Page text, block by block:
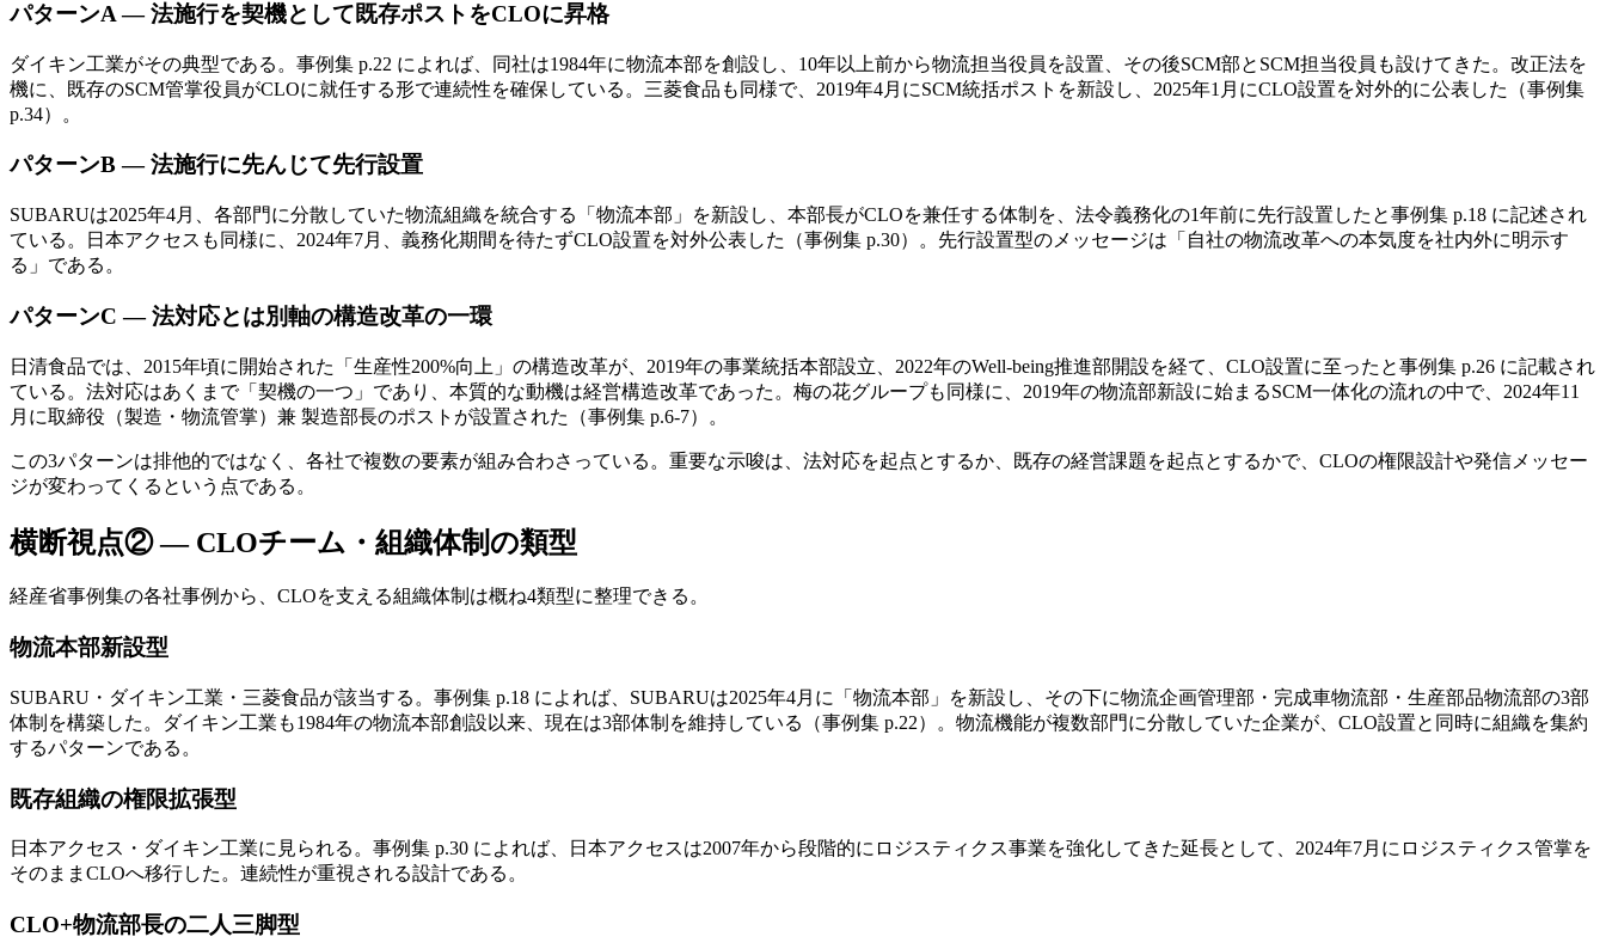
パターンA — 法施行を契機として既存ポストをCLOに昇格
ダイキン工業がその典型である。事例集 p.22 によれば、同社は1984年に物流本部を創設し、10年以上前から物流担当役員を設置、その後SCM部とSCM担当役員も設けてきた。改正法を
機に、既存のSCM管掌役員がCLOに就任する形で連続性を確保している。三菱食品も同様で、2019年4月にSCM統括ポストを新設し、2025年1月にCLO設置を対外的に公表した（事例集
p.34）。
パターンB — 法施行に先んじて先行設置
SUBARUは2025年4月、各部門に分散していた物流組織を統合する「物流本部」を新設し、本部長がCLOを兼任する体制を、法令義務化の1年前に先行設置したと事例集 p.18 に記述され
ている。日本アクセスも同様に、2024年7月、義務化期間を待たずCLO設置を対外公表した（事例集 p.30）。先行設置型のメッセージは「自社の物流改革への本気度を社内外に明示す
る」である。
パターンC — 法対応とは別軸の構造改革の一環
日清食品では、2015年頃に開始された「生産性200%向上」の構造改革が、2019年の事業統括本部設立、2022年のWell-being推進部開設を経て、CLO設置に至ったと事例集 p.26 に記載され
ている。法対応はあくまで「契機の一つ」であり、本質的な動機は経営構造改革であった。梅の花グループも同様に、2019年の物流部新設に始まるSCM一体化の流れの中で、2024年11
月に取締役（製造・物流管掌）兼 製造部長のポストが設置された（事例集 p.6-7）。
この3パターンは排他的ではなく、各社で複数の要素が組み合わさっている。重要な示唆は、法対応を起点とするか、既存の経営課題を起点とするかで、CLOの権限設計や発信メッセー
ジが変わってくるという点である。
横断視点② — CLOチーム・組織体制の類型
経産省事例集の各社事例から、CLOを支える組織体制は概ね4類型に整理できる。
物流本部新設型
SUBARU・ダイキン工業・三菱食品が該当する。事例集 p.18 によれば、SUBARUは2025年4月に「物流本部」を新設し、その下に物流企画管理部・完成車物流部・生産部品物流部の3部
体制を構築した。ダイキン工業も1984年の物流本部創設以来、現在は3部体制を維持している（事例集 p.22）。物流機能が複数部門に分散していた企業が、CLO設置と同時に組織を集約
するパターンである。
既存組織の権限拡張型
日本アクセス・ダイキン工業に見られる。事例集 p.30 によれば、日本アクセスは2007年から段階的にロジスティクス事業を強化してきた延長として、2024年7月にロジスティクス管掌を
そのままCLOへ移行した。連続性が重視される設計である。
CLO+物流部長の二人三脚型